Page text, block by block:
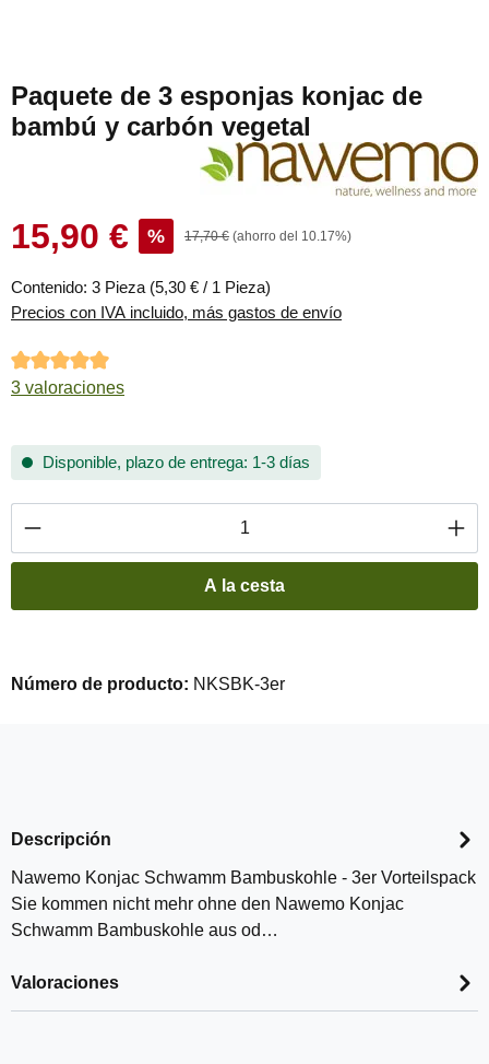
Paquete de 3 esponjas konjac de
bambú y carbón vegetal
Precio de venta:
15,90 € % Precio normal:
17,70 € (ahorro del 10.17%)
Contenido: 3 Pieza (5,30 € / 1 Pieza)
Precios con IVA incluido, más gastos de envío
Calificación promedio de 5 de 5 estrellas
3 valoraciones
Disponible, plazo de entrega: 1-3 días
Cantidad del producto: introduce la
A la cesta
Número de producto: NKSBK-3er
Descripción
Nawemo Konjac Schwamm Bambuskohle - 3er Vorteilspack
Sie kommen nicht mehr ohne den Nawemo Konjac
Schwamm Bambuskohle aus od…
Valoraciones